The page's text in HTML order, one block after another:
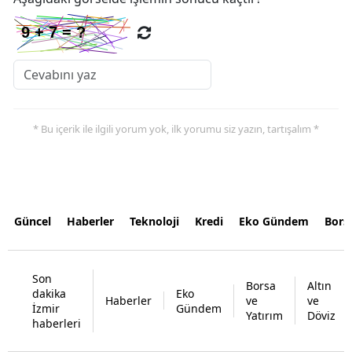
* Bu içerik ile ilgili yorum yok, ilk yorumu siz yazın, tartışalım *
Güncel Haberler Teknoloji Kredi Eko Gündem
Son
dakika
İzmir
haberleri
Haberler
Eko
Gündem
Borsa
ve
Yatırım
Altın
ve
Döviz